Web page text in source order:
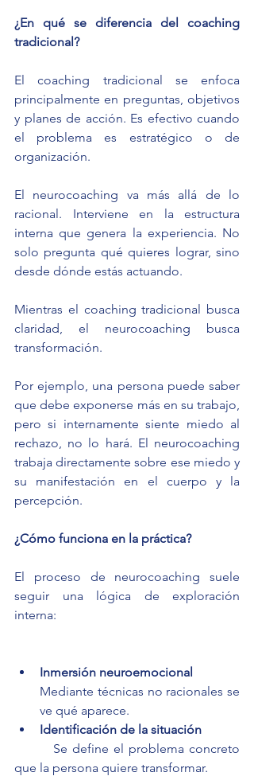
¿En qué se diferencia del coaching
tradicional?
El coaching tradicional se enfoca
principalmente en preguntas, objetivos
y planes de acción. Es efectivo cuando
el problema es estratégico o de
organización.
El neurocoaching va más allá de lo
racional. Interviene en la estructura
interna que genera la experiencia. No
solo pregunta qué quieres lograr, sino
desde dónde estás actuando.
Mientras el coaching tradicional busca
claridad, el neurocoaching busca
transformación.
Por ejemplo, una persona puede saber
que debe exponerse más en su trabajo,
pero si internamente siente miedo al
rechazo, no lo hará. El neurocoaching
trabaja directamente sobre ese miedo y
su manifestación en el cuerpo y la
percepción.
¿Cómo funciona en la práctica?
El proceso de neurocoaching suele
seguir una lógica de exploración
interna:
Inmersión neuroemocional
Mediante técnicas no racionales se
ve qué aparece.
Identificación de la situación
que la persona quiere transformar.